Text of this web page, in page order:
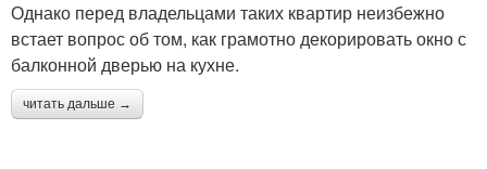
Однако перед владельцами таких квартир неизбежно
встает вопрос об том, как грамотно декорировать окно с
балконной дверью на кухне.
читать дальше →